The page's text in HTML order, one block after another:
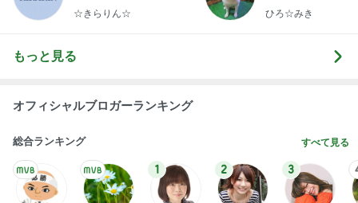
らりん☆のブログ
☆きらりん☆ ひろ☆みき
もっと見る
オフィシャルブロガーランキング
総合ランキング すべて見る
1 2 3